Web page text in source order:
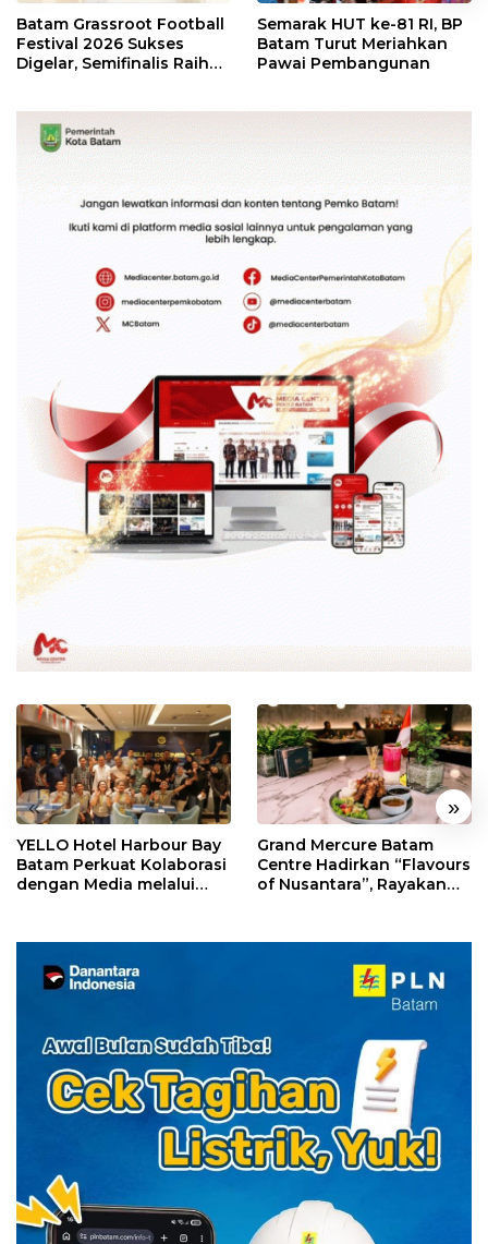
Batam Grassroot Football
Festival 2026 Sukses
Digelar, Semifinalis Raih
Semarak HUT ke-81 RI, BP
Batam Turut Meriahkan
Pawai Pembangunan
« »
YELLO Hotel Harbour Bay
Batam Perkuat Kolaborasi
dengan Media melalui
Grand Mercure Batam
Centre Hadirkan “Flavours
of Nusantara”, Rayakan